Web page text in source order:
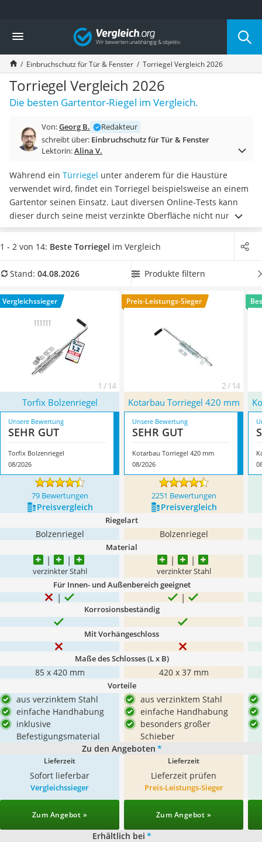
Die beliebtesten Vergleiche nach Kategorie
Baumarkt
Tresor feuerfest
Makita-Akku-Rasenmäher
Kappsäge
Smartes Türschloss
Akku-Rasentrimmer
Feuchtigkeitsmessgerät
Split-Klimaanlage 2 Innengeräte
Pelletofen
Tiefbrunnenpumpe
Fliesenschneider
Hochdruckreiniger
Doppelschleifer
Überwachungskamera
Benzinrasenmäher mit Elektrostart
Löschdecke
Winterharte Palmen
Gasdurchlauferhitzer
Vergleich
Einbruchschutz für Tür & Fenster Torriegel Vergleich 2026
Torriegel Vergleich 2026
Die besten Gartentor-Riegel im Vergleich.
Von:Georg B.
Redakteur
schreibt über: Einbruchschutz für Tür & Fenster
Lektorin:Alina V.
Während ein Türriegel unter anderem für die Haustüre
verwendet wird, findet ein Torriegel beispielsweise an einem
Gartentor seinen Einsatz. Laut diversen Online-Tests kann
dieser durch seine meist verzinkte Oberfläche nicht nur im
Innen-, sondern auch im Außenbereich verwendet werden.
Zudem ist ein verzinkter Torriegel besonders
Produkttabelle einen Torriegel mit Vorhängeschloss aus
Überzeugt hat uns hier im August 2026 besonders das
ModellTorfix Bolzenriegel mit seinen Eigenschaften.
1 - 2 von 14: Beste Torriegel im Vergleich
Stand: 04.08.2026 Produkte filtern
Vergleichssieger
1 / 14
Preis-Leistungs-Sieger
2 / 14
Torfix Bolzenriegel Kotarbau Torriegel 420 mm
Unsere Bewertung
SEHR GUT
Torfix Bolzenriegel
08/2026
Unsere Bewertung
SEHR GUT
Kotarbau Torriegel 420 mm
08/2026
79 Bewertungen 2251 Bewertungen
Preis­vergleich Preis­vergleich
Riegelart
Bolzenriegel Bolzenriegel
Material
verzinkter Stahl verzinkter Stahl
Für Innen- und Außenbereich geeignet
Korrosionsbeständig
Mit Vorhängeschloss
Maße des Schlosses (L x B)
85 x 420 mm 420 x 37 mm
Vorteile
aus verzinktem Stahl
einfache Handhabung
inklusive
Befestigungsmaterial
aus verzinktem Stahl
einfache Handhabung
besonders großer
Schieber
Zu den Angeboten *
Lieferzeit
Sofort lieferbar
Lieferzeit
Lieferzeit prüfen
Vergleichssieger
Zum Angebot »
Preis-Leistungs-Sieger
Zum Angebot »
Erhältlich bei *